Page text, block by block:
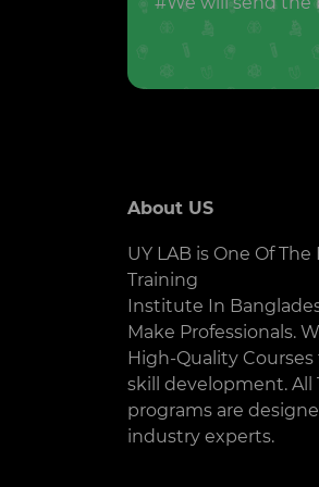
About US
UY LAB is One Of The
Training
Institute In
Make Professionals.
High-Quality Courses
skill development. All
programs are
industry experts.